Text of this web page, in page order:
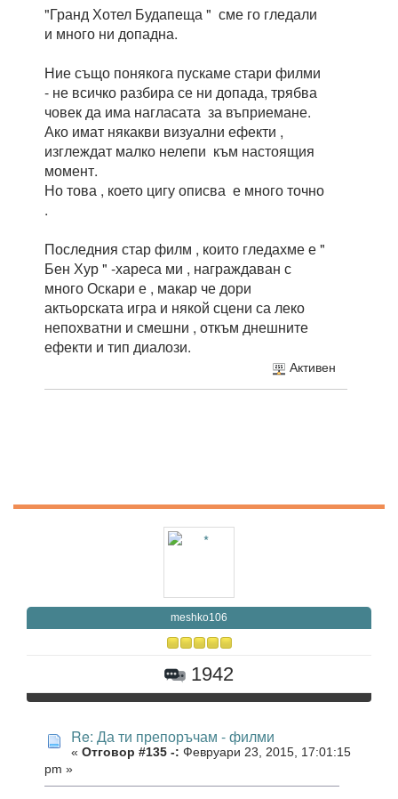
"Гранд Хотел Будапеща " сме го гледали
и много ни допадна.
Ние също понякога пускаме стари филми
- не всичко разбира се ни допада, трябва
човек да има нагласата за въприемане.
Ако имат някакви визуални ефекти ,
изглеждат малко нелепи към настоящия
момент.
Но това , което цигу описва е много точно
.
Последния стар филм , които гледахме е "
Бен Хур " -хареса ми , награждаван с
много Оскари е , макар че дори
актьорската игра и някой сцени са леко
непохватни и смешни , откъм днешните
ефекти и тип диалози.
Активен
meshko106
1942
Re: Да ти препоръчам - филми
« Отговор #135 -: Февруари 23, 2015, 17:01:15
pm »